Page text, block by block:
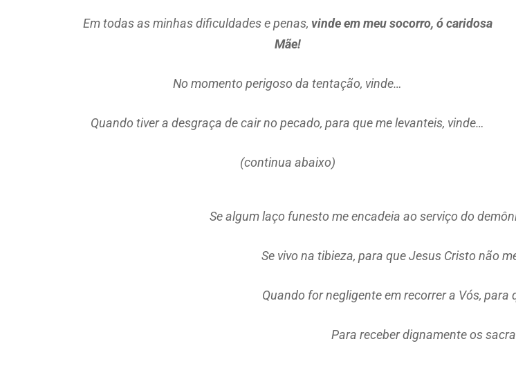
Em todas as minhas dificuldades e penas, vinde em meu socorro, ó caridosa
Mãe!
No momento perigoso da tentação, vinde…
Quando tiver a desgraça de cair no pecado, para que me levanteis, vinde…
(continua abaixo)
Se algum laço funesto me encadeia ao serviço do
Se vivo na tibieza, para que Jesus Cristo não
Quando for negligente em recorrer a Vós, para
Para receber dignamente os